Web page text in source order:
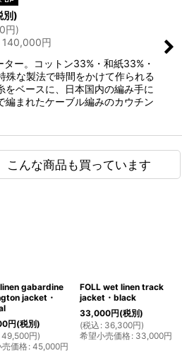
別)
円)
140,000円
ー。コットン33%・和紙33%・
殊な製法で時間をかけて作られる
をベースに、日本国内の編み手に
編まれたケーブル編みのカウチン
こんな商品も買っています
gabardine
jacket・
円(税別)
49,500円)
売価格: 45,000円
FOLL wet linen track
jacket・black
33,000円(税別)
(税込 : 36,300円)
希望小売価格: 33,000円